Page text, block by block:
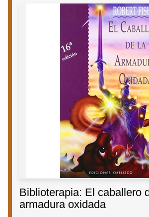
Biblioterapia: El caballero
armadura oxidada